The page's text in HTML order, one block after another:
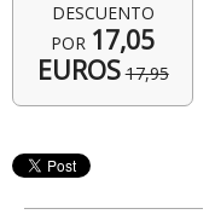
DESCUENTO
POR 17,05
EUROS 17,95